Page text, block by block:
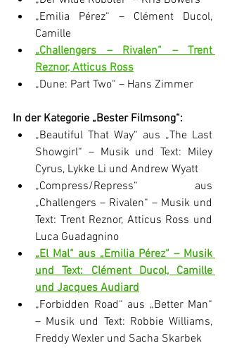
„Emilia Pérez“ – Clément Ducol,
Camille
„Challengers – Rivalen“ – Trent
Reznor, Atticus Ross
„Dune: Part Two“ – Hans Zimmer
In der Kategorie „Bester Filmsong“:
„Beautiful That Way“ aus „The Last
Showgirl“ – Musik und Text: Miley
Cyrus, Lykke Li und Andrew Wyatt
„Compress/Repress“ aus
„Challengers – Rivalen“ – Musik und
Text: Trent Reznor, Atticus Ross und
Luca Guadagnino
„El Mal“ aus „Emilia Pérez“ – Musik
und Text: Clément Ducol, Camille
und Jacques Audiard
„Forbidden Road“ aus „Better Man“
– Musik und Text: Robbie Williams,
Freddy Wexler und Sacha Skarbek